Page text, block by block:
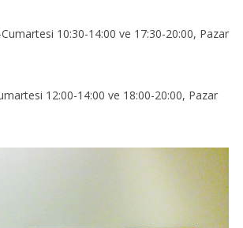
Cumartesi 10:30-14:00 ve 17:30-20:00, Pazar
12:00-14:00 ve 18:00-20:00, Pazar